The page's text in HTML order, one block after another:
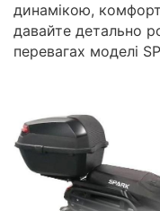
динамікою,
давайте детально
перевагах моделі